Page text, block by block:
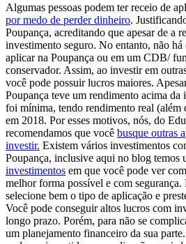
Algumas pessoas podem ter receio de
por medo de perder dinheiro.
Poupança, acreditando que apesar de a
investimento seguro. No entanto, não
aplicar na Poupança ou em um CDB/
conservador. Assim, ao investir em
você pode possuir lucros maiores.
Poupança teve um rendimento acima da
foi mínima, tendo rendimento real (além
em 2018. Por esses motivos, nós, do
recomendamos que você busque outras
investir. Existem vários investimentos
Poupança, inclusive aqui no blog temos
investimentos em que você pode ver
melhor forma possível e com segurança.
selecione bem o tipo de aplicação e
Você pode conseguir altos lucros com
longo prazo. Porém, para não se
um planejamento financeiro da sua